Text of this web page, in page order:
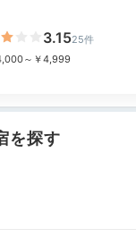
3.1525件
～￥4,999
を探す